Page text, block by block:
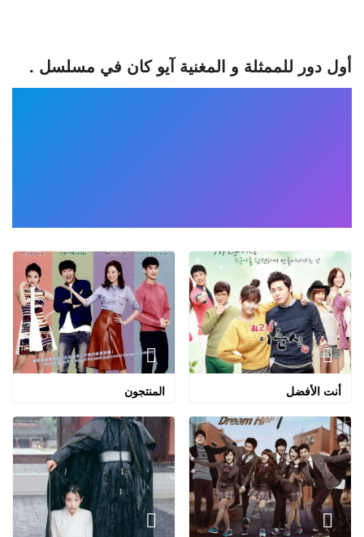
أول دور للممثلة و المغنية آيو كان في مسلسل .
أنت الأفضل المنتجون